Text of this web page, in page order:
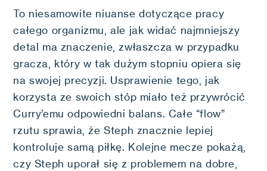
To niesamowite niuanse dotyczące pracy
całego organizmu, ale jak widać najmniejszy
detal ma znaczenie, zwłaszcza w przypadku
gracza, który w tak dużym stopniu opiera się
na swojej precyzji. Usprawienie tego, jak
korzysta ze swoich stóp miało też przywrócić
Curry’emu odpowiedni balans. Całe “flow”
rzutu sprawia, że Steph znacznie lepiej
kontroluje samą piłkę. Kolejne mecze pokażą,
czy Steph uporał się z problemem na dobre,